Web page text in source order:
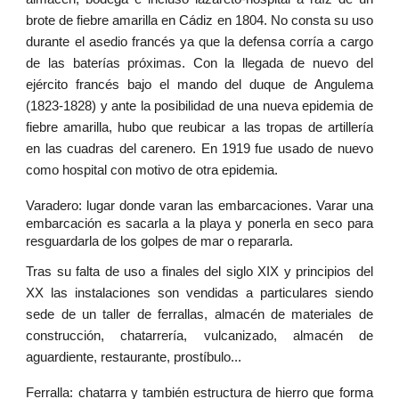
brote de fiebre amarilla en Cádiz en 1804. No consta su uso
durante el asedio francés ya que la defensa corría a cargo
de las baterías próximas. Con la llegada de nuevo del
ejército francés bajo el mando del duque de Angulema
(1823-1828) y ante la posibilidad de una nueva epidemia de
fiebre amarilla, hubo que reubicar a las tropas de artillería
en las cuadras del carenero. En 1919 fue usado de nuevo
como hospital con motivo de otra epidemia.
Varadero: lugar donde varan las embarcaciones. Varar una
embarcación es sacarla a la playa y ponerla en seco para
resguardarla de los golpes de mar o repararla.
Tras su falta de uso a finales del siglo XIX y principios del
XX las instalaciones son vendidas a particulares siendo
sede de un taller de ferrallas, almacén de materiales de
construcción, chatarrería, vulcanizado, almacén de
aguardiente, restaurante, prostíbulo...
Ferralla: chatarra y también estructura de hierro que forma